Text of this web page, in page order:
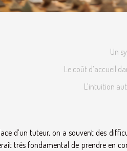
Un
Le coût d’accueil
L’intuition
d’un tuteur, on a souvent des
très fondamental de prendre en